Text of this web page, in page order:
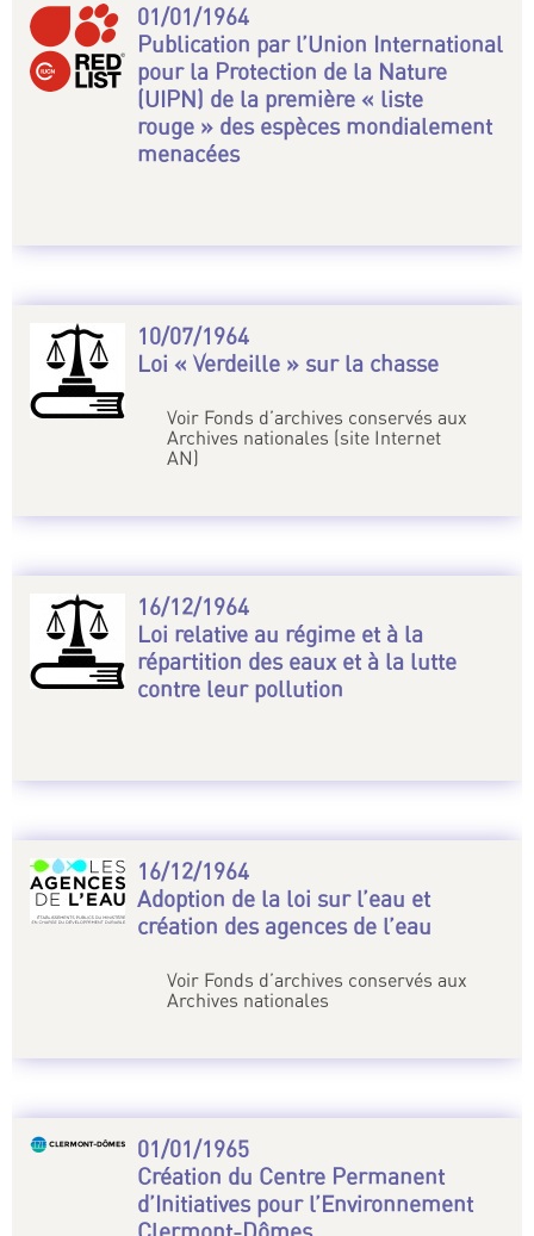
01/01/1964
Publication par l’Union International
pour la Protection de la Nature
(UIPN) de la première « liste
rouge » des espèces mondialement
menacées
10/07/1964
Loi « Verdeille » sur la chasse
Voir Fonds d’archives conservés aux
Archives nationales (site Internet
AN)
16/12/1964
Loi relative au régime et à la
répartition des eaux et à la lutte
contre leur pollution
16/12/1964
Adoption de la loi sur l’eau et
création des agences de l’eau
Voir Fonds d’archives conservés aux
Archives nationales
01/01/1965
Création du Centre Permanent
d’Initiatives pour l’Environnement